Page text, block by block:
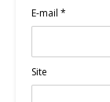
E-mail *
Site